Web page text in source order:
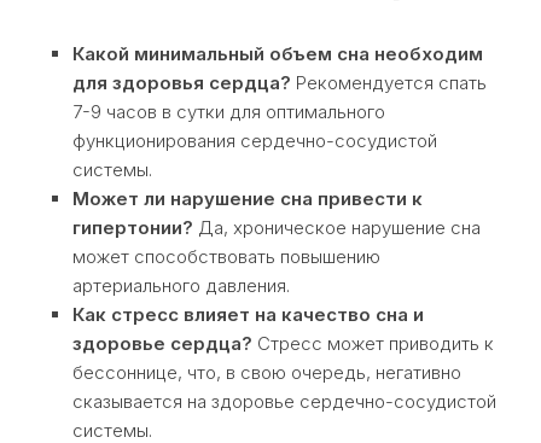
Какой минимальный объем сна необходим
для здоровья сердца? Рекомендуется спать
7-9 часов в сутки для оптимального
функционирования сердечно-сосудистой
системы.
Может ли нарушение сна привести к
гипертонии? Да, хроническое нарушение сна
может способствовать повышению
артериального давления.
Как стресс влияет на качество сна и
здоровье сердца? Стресс может приводить к
бессоннице, что, в свою очередь, негативно
сказывается на здоровье сердечно-сосудистой
системы.